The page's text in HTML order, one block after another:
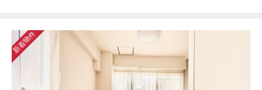
新着物件